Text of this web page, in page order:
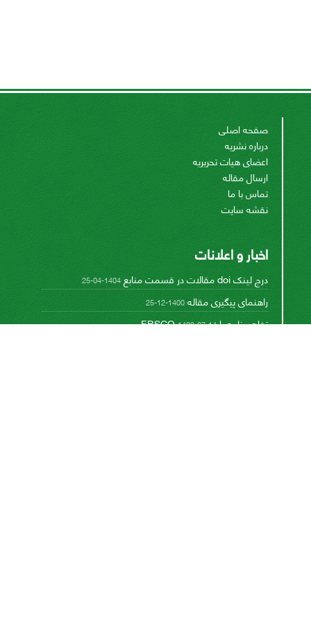
صفحه اصلی
درباره نشریه
اعضای هیات تحریریه
ارسال مقاله
تماس با ما
نقشه سایت
اخبار و اعلانات
درج لینک doi مقالات در قسمت منابع 1404-04-25
راهنمای پیگیری مقاله 1400-12-25
تفاهم نامه با EBSCO1400-07-14